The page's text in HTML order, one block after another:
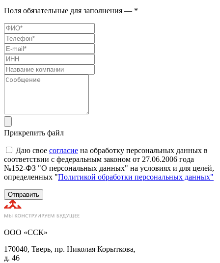
Поля обязательные для заполнения — *
Прикрепить файл
Даю свое согласие на обработку персональных данных в
соответствии с федеральным законом от 27.06.2006 года
№152-ФЗ "О персональных данных" на условиях и для целей,
определенных "Политикой обработки персональных данных"
Отправить
ООО «ССК»
170040, Тверь, пр. Николая Корыткова,
д. 46